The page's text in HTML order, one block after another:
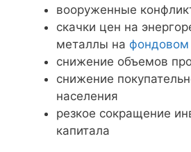
вооруженные
скачки цен на
металлы на фондовом
снижение объемов
снижение
населения
резкое сокращение
капитала